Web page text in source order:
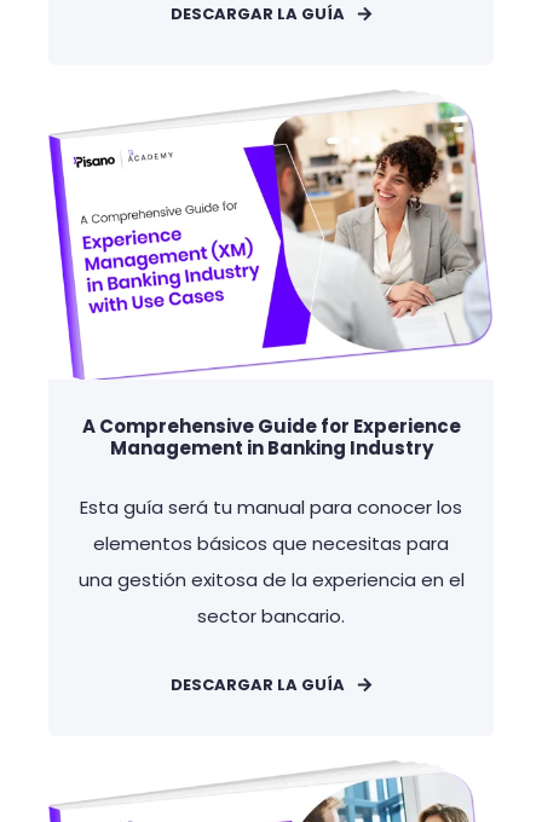
DESCARGAR LA GUÍA
A Comprehensive Guide for Experience
Management in Banking Industry
Esta guía será tu manual para conocer los
elementos básicos que necesitas para
una gestión exitosa de la experiencia en el
sector bancario.
DESCARGAR LA GUÍA